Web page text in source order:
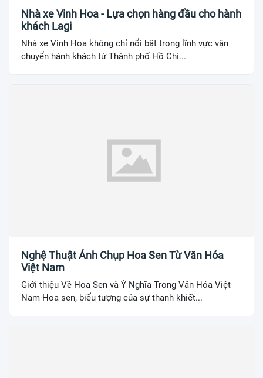
Nhà xe Vinh Hoa - Lựa chọn hàng đầu cho hành
khách Lagi
Nhà xe Vinh Hoa không chỉ nổi bật trong lĩnh vực vận
chuyển hành khách từ Thành phố Hồ Chí...
Nghệ Thuật Ảnh Chụp Hoa Sen Từ Văn Hóa
Việt Nam
Giới thiệu Về Hoa Sen và Ý Nghĩa Trong Văn Hóa Việt
Nam Hoa sen, biểu tượng của sự thanh khiết...